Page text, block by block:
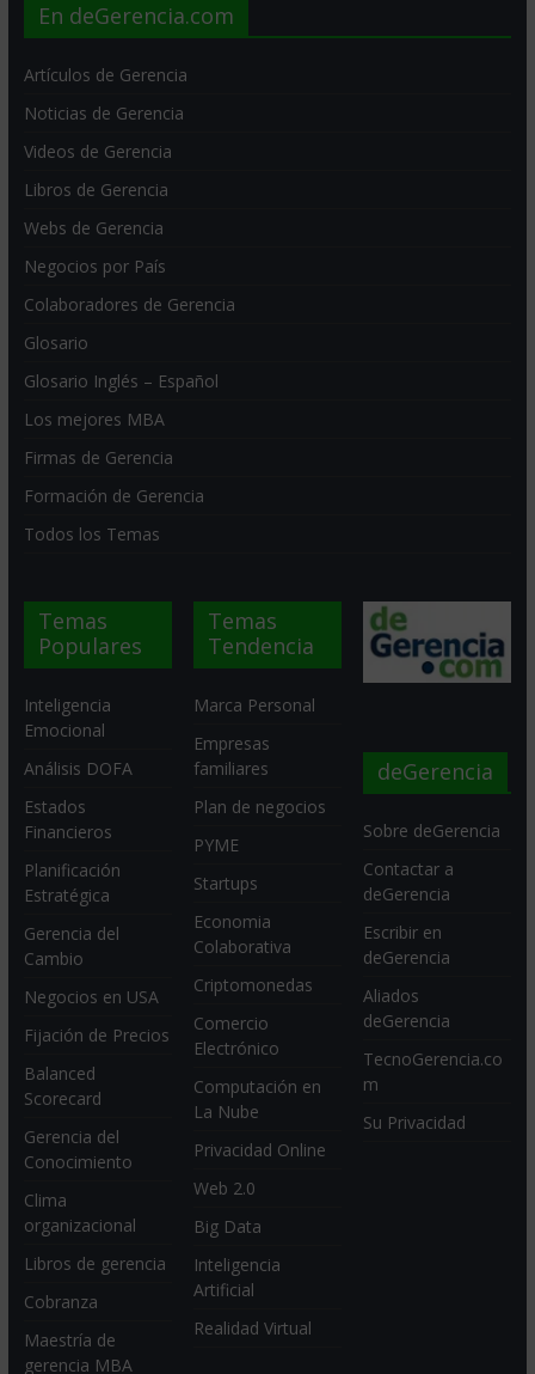
En deGerencia.com
Artículos de Gerencia
Noticias de Gerencia
Videos de Gerencia
Libros de Gerencia
Webs de Gerencia
Negocios por País
Colaboradores de Gerencia
Glosario
Glosario Inglés – Español
Los mejores MBA
Firmas de Gerencia
Formación de Gerencia
Todos los Temas
Temas
Populares
Inteligencia
Emocional
Análisis DOFA
Estados
Financieros
Planificación
Estratégica
Gerencia del
Cambio
Negocios en USA
Fijación de Precios
Balanced
Scorecard
Gerencia del
Conocimiento
Clima
organizacional
Libros de gerencia
Cobranza
Maestría de
gerencia MBA
Temas
Tendencia
Marca Personal
Empresas
familiares
Plan de negocios
PYME
Startups
Economia
Colaborativa
Criptomonedas
Comercio
Electrónico
Computación en
La Nube
Privacidad Online
Web 2.0
Big Data
Inteligencia
Artificial
Realidad Virtual
deGerencia
Sobre deGerencia
Contactar a
deGerencia
Escribir en
deGerencia
Aliados
deGerencia
TecnoGerencia.co
m
Su Privacidad